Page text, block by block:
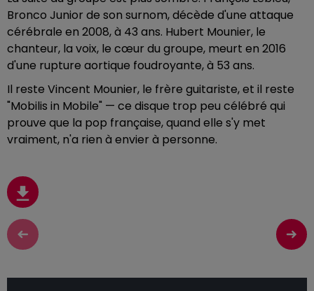
Bronco Junior de son surnom, décède d'une attaque
cérébrale en 2008, à 43 ans. Hubert Mounier, le
chanteur, la voix, le cœur du groupe, meurt en 2016
d'une rupture aortique foudroyante, à 53 ans.
Il reste Vincent Mounier, le frère guitariste, et il reste
"Mobilis in Mobile" — ce disque trop peu célébré qui
prouve que la pop française, quand elle s'y met
vraiment, n'a rien à envier à personne.